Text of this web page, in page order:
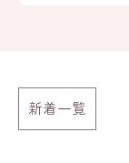
新着一覧